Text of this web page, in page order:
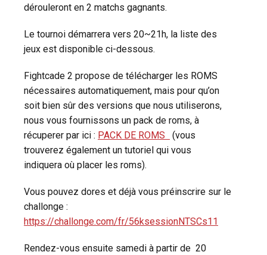
dérouleront en 2 matchs gagnants.
Le tournoi démarrera vers 20~21h, la liste des
jeux est disponible ci-dessous.
Fightcade 2 propose de télécharger les ROMS
nécessaires automatiquement, mais pour qu’on
soit bien sûr des versions que nous utiliserons,
nous vous fournissons un pack de roms, à
récuperer par ici : PACK DE ROMS
(vous
trouverez également un tutoriel qui vous
indiquera où placer les roms).
Vous pouvez dores et déjà vous préinscrire sur le
challonge :
https://challonge.com/fr/56ksessionNTSCs11
Rendez-vous ensuite samedi à partir de 20